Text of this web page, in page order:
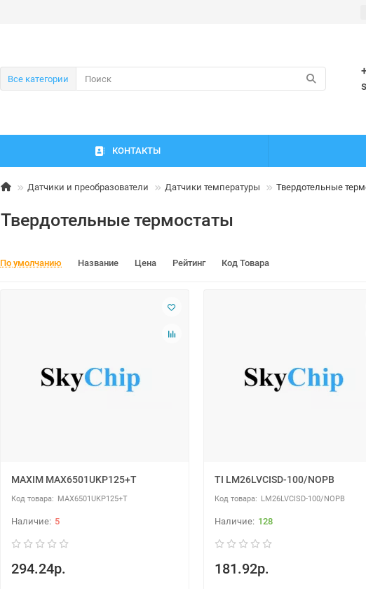
Все категории
КОНТАКТЫ
Датчики и преобразователи Датчики температуры Твердотельные
Твердотельные термостаты
По умолчанию Название Цена Рейтинг Код Товара
MAXIM MAX6501UKP125+T
MAX6501UKP125+T
5
294.24р.
TI LM26LVCISD-100/NOPB
LM26LVCISD-100/NOPB
128
181.92р.